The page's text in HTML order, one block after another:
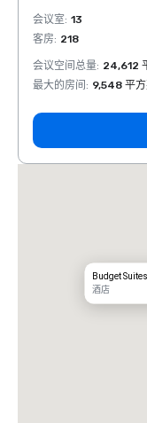
Removed from
会议室: 13
客房: 218
会议空间总量: 24,612
最大的房间 : 9,548 平方
Budget
酒店